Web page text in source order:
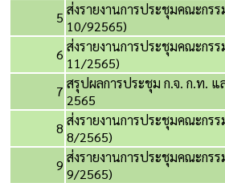
5 ส่งรายงานการประชุมคณะกร
10/92565)
6 ส่งรายงานการประชุมคณะกร
11/2565)
7 สรุปผลการประชุม ก.จ. ก.ท.
2565
8 ส่งรายงานการประชุมคณะกร
8/2565)
9 ส่งรายงานการประชุมคณะกร
9/2565)